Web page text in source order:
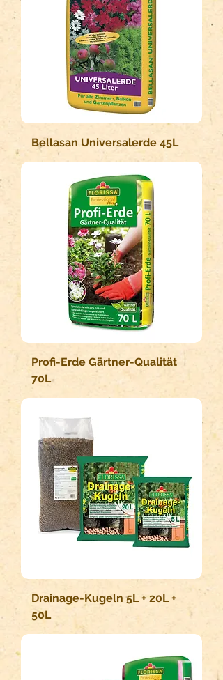
Bellasan Universalerde 45L
Profi-Erde Gärtner-Qualität
70L
Drainage-Kugeln 5L + 20L +
50L